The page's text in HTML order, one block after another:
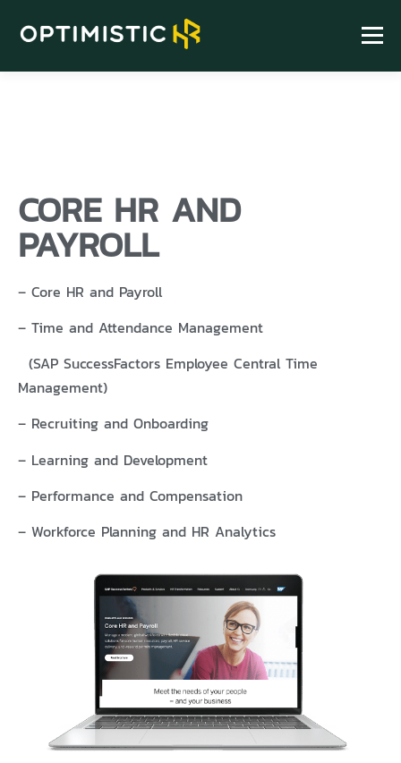
Menu
CORE HR AND
PAYROLL
– Core HR and Payroll
– Time and Attendance Management
(SAP SuccessFactors Employee Central Time
Management)
– Recruiting and Onboarding
– Learning and Development
– Performance and Compensation
– Workforce Planning and HR Analytics